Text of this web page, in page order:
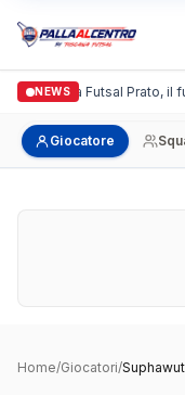
NEWS
Italgronda Futsal Prato, il
Giocatore
Home/Giocatori/